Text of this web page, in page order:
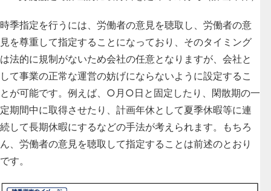
時季指定を行うには、労働者の意見を聴取し、労働者の意
見を尊重して指定することになっており、そのタイミング
は法的に規制がないため会社の任意となりますが、会社と
して事業の正常な運営の妨げにならないように設定するこ
とが可能です。例えば、○月○日と固定したり、閑散期の一
定期間中に取得させたり、計画年休として夏季休暇等に連
続して長期休暇にするなどの手法が考えられます。もちろ
ん、労働者の意見を聴取して指定することは前述のとおり
です。